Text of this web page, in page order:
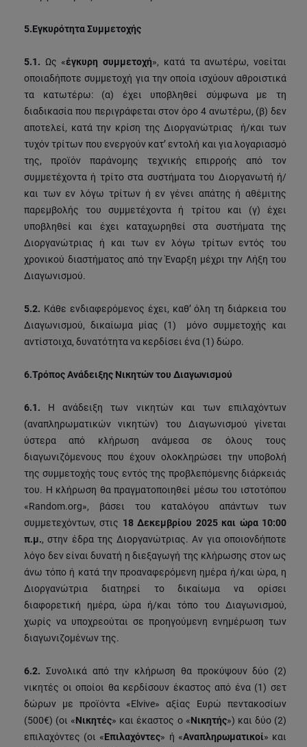
5.Εγκυρότητα Συμμετοχής
5.1. Ως «έγκυρη συμμετοχή», κατά τα ανωτέρω, νοείται
οποιαδήποτε συμμετοχή για την οποία ισχύουν αθροιστικά
τα κατωτέρω: (α) έχει υποβληθεί σύμφωνα με τη
διαδικασία που περιγράφεται στον όρο 4 ανωτέρω, (β) δεν
αποτελεί, κατά την κρίση της Διοργανώτριας ή/και των
τυχόν τρίτων που ενεργούν κατ’ εντολή και για λογαριασμό
της, προϊόν παράνομης τεχνικής επιρροής από τον
συμμετέχοντα ή τρίτο στα συστήματα του Διοργανωτή ή/
και των εν λόγω τρίτων ή εν γένει απάτης ή αθέμιτης
παρεμβολής του συμμετέχοντα ή τρίτου και (γ) έχει
υποβληθεί και έχει καταχωρηθεί στα συστήματα της
Διοργανώτριας ή και των εν λόγω τρίτων εντός του
χρονικού διαστήματος από την Έναρξη μέχρι την Λήξη του
Διαγωνισμού.
5.2. Κάθε ενδιαφερόμενος έχει, καθ’ όλη τη διάρκεια του
Διαγωνισμού, δικαίωμα μίας (1) μόνο συμμετοχής και
αντίστοιχα, δυνατότητα να κερδίσει ένα (1) δώρο.
6.Τρόπος Ανάδειξης Νικητών του Διαγωνισμού
6.1. Η ανάδειξη των νικητών και των επιλαχόντων
(αναπληρωματικών νικητών) του Διαγωνισμού γίνεται
ύστερα από κλήρωση ανάμεσα σε όλους τους
διαγωνιζόμενους που έχουν ολοκληρώσει την υποβολή
της συμμετοχής τους εντός της προβλεπόμενης διάρκειάς
του. Η κλήρωση θα πραγματοποιηθεί μέσω του ιστοτόπου
«Random.org», βάσει του καταλόγου απάντων των
συμμετεχόντων, στις 18 Δεκεμβρίου 2025 και ώρα 10:00
π.μ., στην έδρα της Διοργανώτριας. Αν για οποιονδήποτε
λόγο δεν είναι δυνατή η διεξαγωγή της κλήρωσης στον ως
άνω τόπο ή κατά την προαναφερόμενη ημέρα ή/και ώρα, η
Διοργανώτρια διατηρεί το δικαίωμα να ορίσει
διαφορετική ημέρα, ώρα ή/και τόπο του Διαγωνισμού,
χωρίς να υποχρεούται σε προηγούμενη ενημέρωση των
διαγωνιζομένων της.
6.2. Συνολικά από την κλήρωση θα προκύψουν δύο (2)
νικητές οι οποίοι θα κερδίσουν έκαστος από ένα (1) σετ
δώρων με προϊόντα «Elvive» αξίας Ευρώ πεντακοσίων
(500€) (οι «Νικητές» και έκαστος ο «Νικητής») και δύο (2)
επιλαχόντες (οι «Επιλαχόντες» ή «Αναπληρωματικοί» και